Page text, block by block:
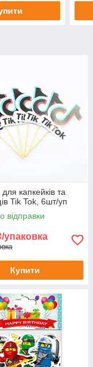
капкейків та
Tik Tok, 6шт/уп
відправки
упаковка
Купити